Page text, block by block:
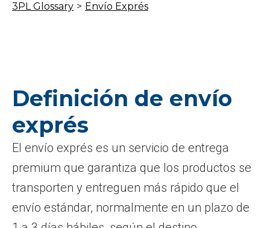
3PL Glossary > Envío Exprés
Definición de envío
exprés
El envío exprés es un servicio de entrega
premium que garantiza que los productos se
transporten y entreguen más rápido que el
envío estándar, normalmente en un plazo de